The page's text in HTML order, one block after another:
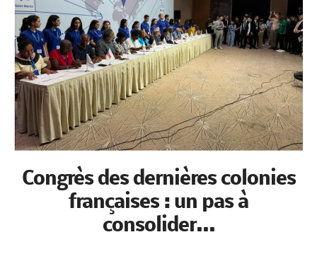
Congrès des dernières colonies
françaises : un pas à
consolider...